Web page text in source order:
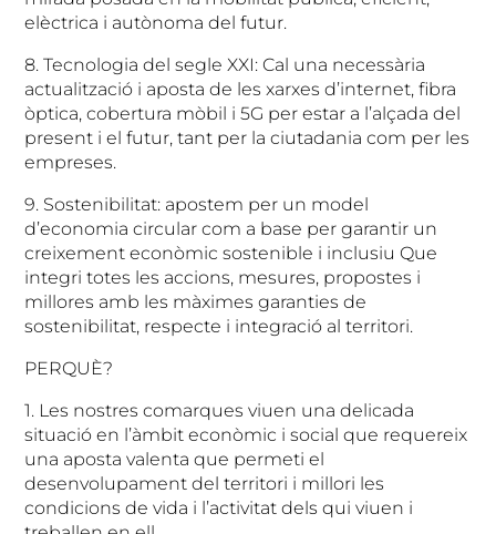
elèctrica i autònoma del futur.
8. Tecnologia del segle XXI: Cal una necessària
actualització i aposta de les xarxes d’internet, fibra
òptica, cobertura mòbil i 5G per estar a l’alçada del
present i el futur, tant per la ciutadania com per les
empreses.
9. Sostenibilitat: apostem per un model
d’economia circular com a base per garantir un
creixement econòmic sostenible i inclusiu Que
integri totes les accions, mesures, propostes i
millores amb les màximes garanties de
sostenibilitat, respecte i integració al territori.
PERQUÈ?
1. Les nostres comarques viuen una delicada
situació en l’àmbit econòmic i social que requereix
una aposta valenta que permeti el
desenvolupament del territori i millori les
condicions de vida i l’activitat dels qui viuen i